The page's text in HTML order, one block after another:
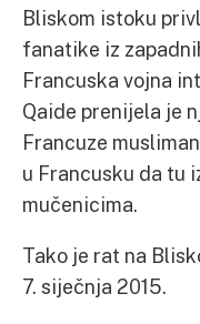
Bliskom istoku
fanatike iz
Francuska vojna
Qaide prenijela je
Francuze
u Francusku da tu
mučenicima.
Tako je rat na
7. siječnja 2015.